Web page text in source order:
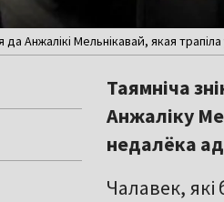
Анжалікі Мельнікавай, якая
Таямніча
Анжаліку
недалёка
Чалавек, які